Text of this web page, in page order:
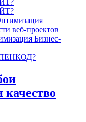
веб-проектов
Бизнес-
качество